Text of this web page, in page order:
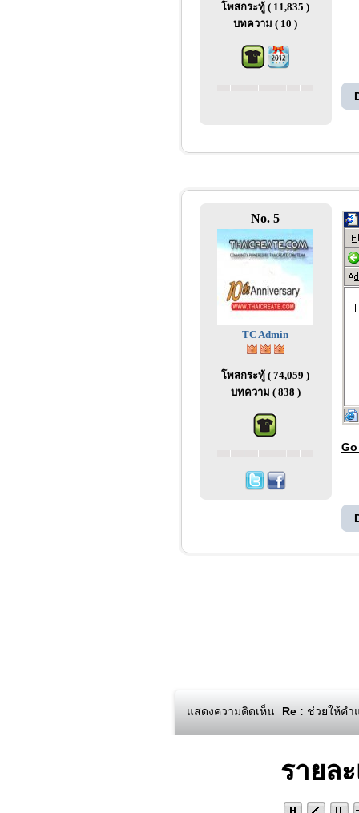
โพสกระทู้ ( 11,835 )
บทความ ( 10 )
No. 5
TC Admin
โพสกระทู้ ( 74,059 )
บทความ ( 838 )
แสดงความคิดเห็น Re : ช่วยให้คำ
รายล